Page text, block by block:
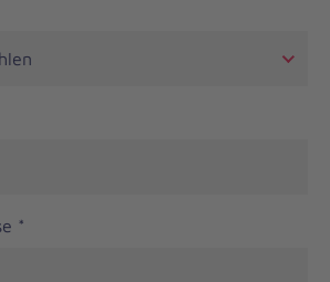
*